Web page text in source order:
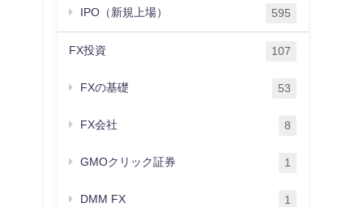
IPO（新規上場） 595
FX投資 107
FXの基礎 53
FX会社 8
GMOクリック証券 1
DMM FX 1